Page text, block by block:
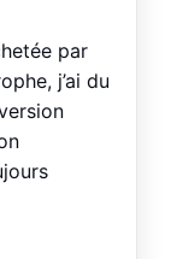
par
j’ai du